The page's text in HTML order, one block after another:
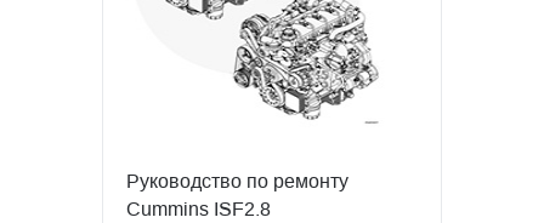
Руководство по ремонту
Cummins ISF2.8